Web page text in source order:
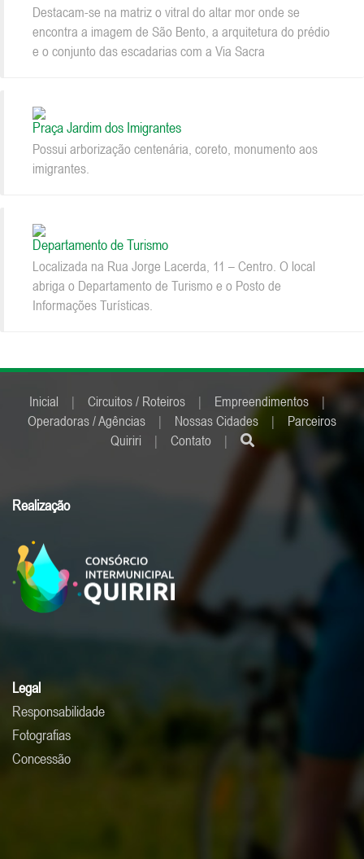
Destacam-se na matriz o vitral do altar mor onde se
encontra a imagem de São Bento, a arquitetura do prédio
e o conjunto das escadarias com a Via Sacra
Praça Jardim dos Imigrantes
Possui arborização centenária, coreto, monumento aos
imigrantes.
Departamento de Turismo
Localizada na Rua Jorge Lacerda, 11 – Centro. O local
abriga o Departamento de Turismo e o Posto de
Informações Turísticas.
Inicial | Circuitos / Roteiros | Empreendimentos
|
Operadoras / Agências
| Nossas Cidades |
Parceiros
Quiriri
| Contato |
Realização
Legal
Responsabilidade
Fotografias
Concessão